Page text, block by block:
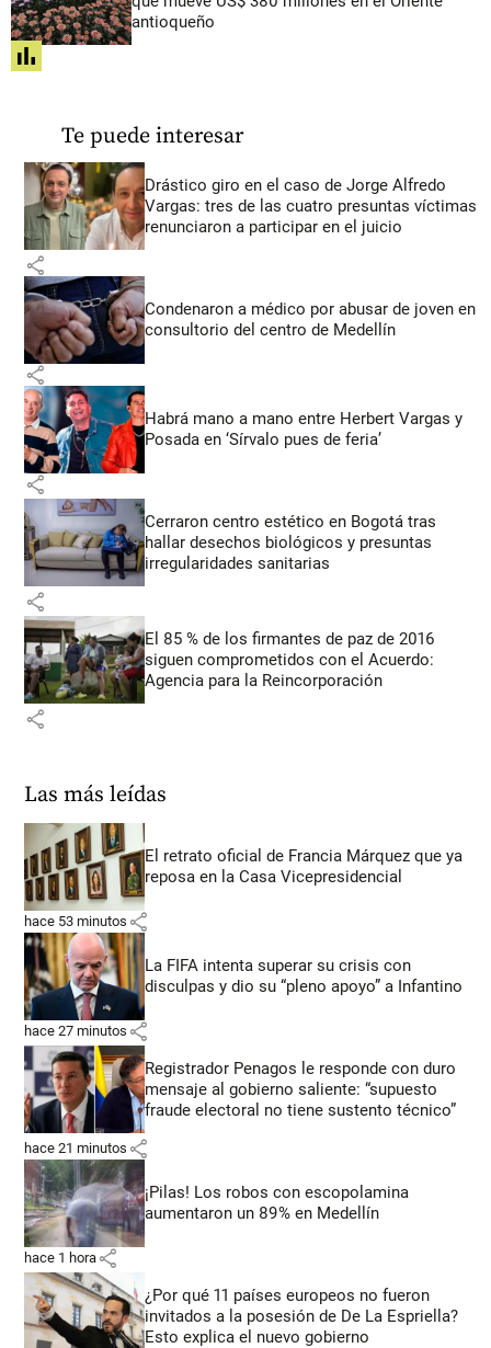
antioqueño
share
Te puede interesar
Drástico giro en el caso de Jorge Alfredo
Vargas: tres de las cuatro presuntas víctimas
renunciaron a participar en el juicio
share
Condenaron a médico por abusar de joven en
consultorio del centro de Medellín
share
Habrá mano a mano entre Herbert Vargas y
Posada en ‘Sírvalo pues de feria’
share
Cerraron centro estético en Bogotá tras
hallar desechos biológicos y presuntas
irregularidades sanitarias
share
El 85 % de los firmantes de paz de 2016
siguen comprometidos con el Acuerdo:
Agencia para la Reincorporación
share
Las más leídas
El retrato oficial de Francia Márquez que ya
reposa en la Casa Vicepresidencial
hace 53 minutos share
La FIFA intenta superar su crisis con
disculpas y dio su “pleno apoyo” a Infantino
hace 27 minutos share
Registrador Penagos le responde con duro
mensaje al gobierno saliente: “supuesto
fraude electoral no tiene sustento técnico”
hace 21 minutos share
¡Pilas! Los robos con escopolamina
aumentaron un 89% en Medellín
hace 1 hora share
¿Por qué 11 países europeos no fueron
invitados a la posesión de De La Espriella?
Esto explica el nuevo gobierno